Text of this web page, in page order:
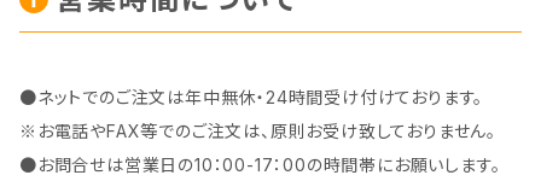
●ネットでのご注文は年中無休・24時間受け付けております。
※お電話やFAX等でのご注文は、原則お受け致しておりません。
●お問合せは営業日の10：00-17：00の時間帯にお願いします。